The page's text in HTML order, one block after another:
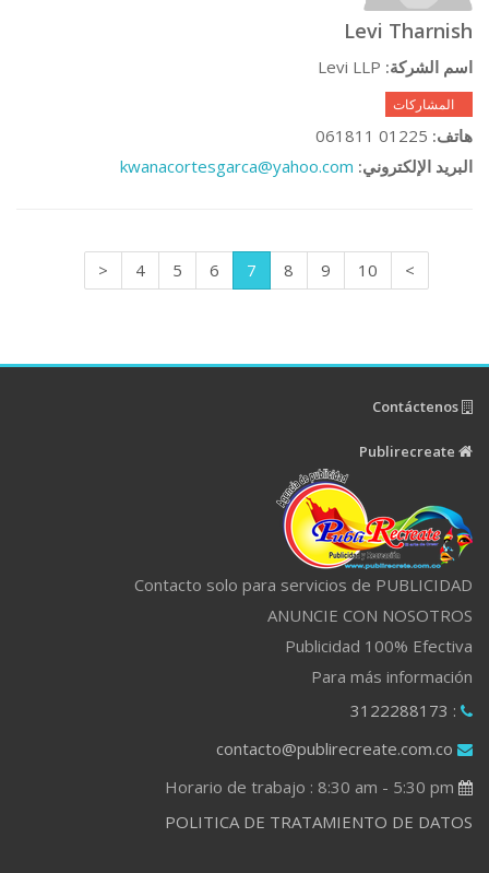
Levi Tharnish
اسم الشركة:
هاتف:
البريد الإلكتروني: kwanacortesgarca@yahoo.com
< 4 5 6 7 8 9 10 >
Contacto solo para servicios de PUBLICIDAD
ANUNCIE CON NOSOTROS
Publicidad 100% Efectiva
Para más información
: 3122288173
contacto@publirecreate.com.co
POLITICA DE TRATAMIENTO DE DATOS